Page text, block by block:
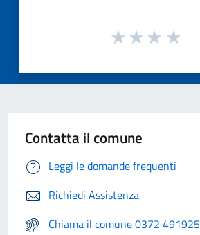
Contatta il comune
Leggi le domande frequenti
Richiedi Assistenza
Chiama il comune 0372 491925